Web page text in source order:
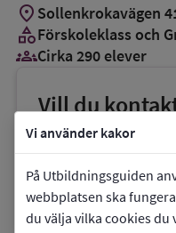
Vi använder kakor
På Utbildningsguiden
webbplatsen ska
du välja vilka cookies du
location_on Sollenkrokavägen
categoryFörskoleklass och
groups_3Cirka 290 elever
Vill du
phoneTelefon:08-
E-post:
link Webbplats: